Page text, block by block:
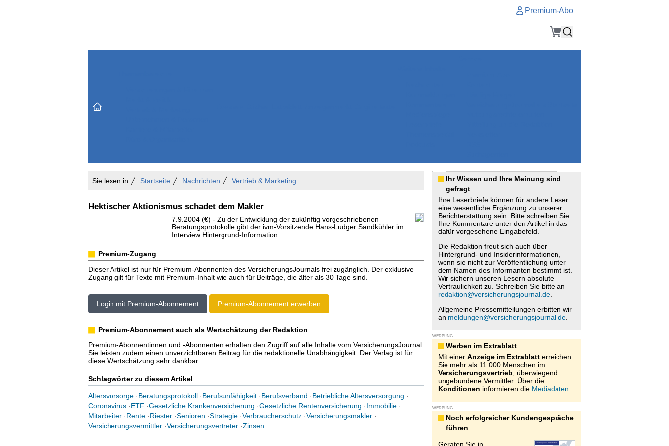
Premium-Abo
Sie lesen in Startseite Nachrichten Vertrieb & Marketing
Hektischer Aktionismus schadet dem Makler
7.9.2004 (€) - Zu der Entwicklung der zukünftig vorgeschriebenen
Beratungsprotokolle gibt der ivm-Vorsitzende Hans-Ludger Sandkühler im
Interview Hintergrund-Information.
Premium-Zugang
Dieser Artikel ist nur für Premium-Abonnenten des VersicherungsJournals frei zugänglich. Der exklusive
Zugang gilt für Texte mit Premium-Inhalt wie auch für Beiträge, die älter als 30 Tage sind.
Login mit Premium-Abonnement Premium-Abonnement erwerben
Premium-Abonnement auch als Wertschätzung der Redaktion
Premium-Abonnentinnen und -Abonnenten erhalten den Zugriff auf alle Inhalte vom VersicherungsJournal.
Sie leisten zudem einen unverzichtbaren Beitrag für die redaktionelle Unabhängigkeit. Der Verlag ist für
diese Wertschätzung sehr dankbar.
Schlagwörter zu diesem Artikel
Altersvorsorge·Beratungsprotokoll·Berufsunfähigkeit·Berufsverband ·Betriebliche Altersversorgung ·
Coronavirus·ETF ·Gesetzliche Krankenversicherung ·Gesetzliche Rentenversicherung ·Immobilie·
Mitarbeiter·Rente·Riester·Senioren ·Strategie·Verbraucherschutz·Versicherungsmakler·
Versicherungsvermittler·Versicherungsvertreter·Zinsen
Ihr Wissen und Ihre Meinung sind
gefragt
Ihre Leserbriefe können für andere Leser
eine wesentliche Ergänzung zu unserer
Berichterstattung sein. Bitte schreiben Sie
Ihre Kommentare unter den Artikel in das
dafür vorgesehene Eingabefeld.
Die Redaktion freut sich auch über
Hintergrund- und Insiderinformationen,
wenn sie nicht zur Veröffentlichung unter
dem Namen des Informanten bestimmt ist.
Wir sichern unseren Lesern absolute
Vertraulichkeit zu. Schreiben Sie bitte an
redaktion@versicherungsjournal.de.
Allgemeine Pressemitteilungen erbitten wir
an meldungen@versicherungsjournal.de.
WERBUNG
Werben im Extrablatt
Mit einer Anzeige im Extrablatterreichen
Sie mehr als 11.000 Menschen im
Versicherungsvertrieb , überwiegend
ungebundene Vermittler. Über die
Konditionen informieren die Mediadaten
WERBUNG
Noch erfolgreicher Kundengespräche
führen
Geraten Sie in